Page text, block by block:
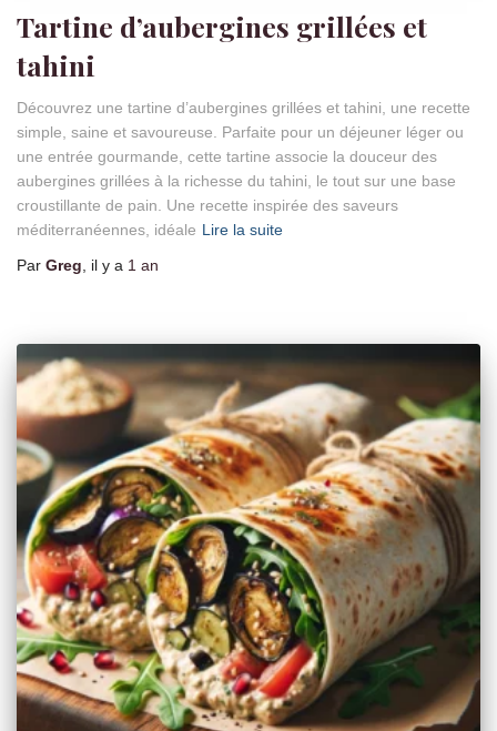
Tartine d’aubergines grillées et
tahini
Découvrez une tartine d’aubergines grillées et tahini, une recette
simple, saine et savoureuse. Parfaite pour un déjeuner léger ou
une entrée gourmande, cette tartine associe la douceur des
aubergines grillées à la richesse du tahini, le tout sur une base
croustillante de pain. Une recette inspirée des saveurs
méditerranéennes, idéale Lire la suite
Par Greg, il y a 1 an